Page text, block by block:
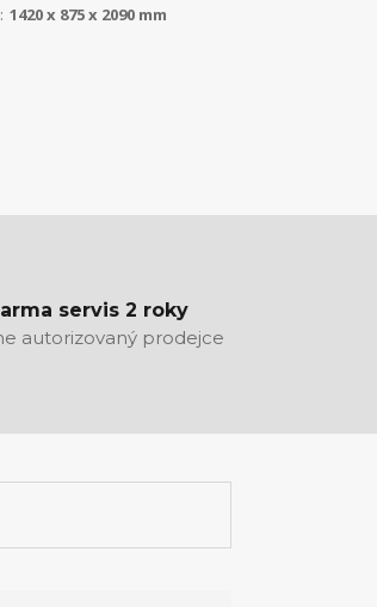
1420 x 875 x 2090 mm
servis 2 roky
autorizovaný prodejce